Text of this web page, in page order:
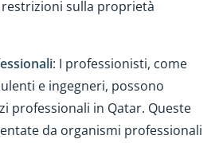
sulla proprietà
: I professionisti, come
e ingegneri, possono
professionali in Qatar. Queste
da organismi professionali